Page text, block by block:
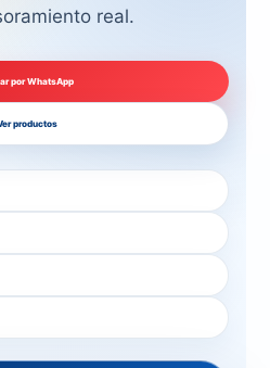
real.
por WhatsApp
productos